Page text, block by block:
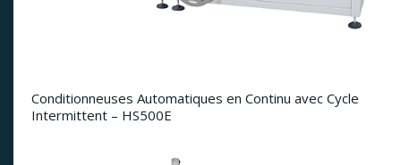
Conditionneuses Automatiques en Continu avec Cycle
Intermittent – HS500E